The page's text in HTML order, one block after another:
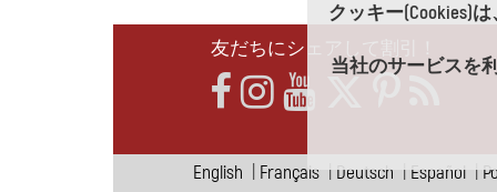
クッキー(Cookies)
当社のサービスを
友だちにシェアして割引！
English Français | Deutsch | Español |